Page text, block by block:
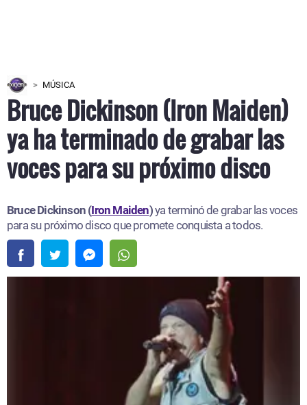
MÚSICA
Bruce Dickinson (Iron Maiden)
ya ha terminado de grabar las
voces para su próximo disco
Bruce Dickinson (Iron Maiden)ya terminó de grabar las voces
para su próximo disco que promete conquista a todos.